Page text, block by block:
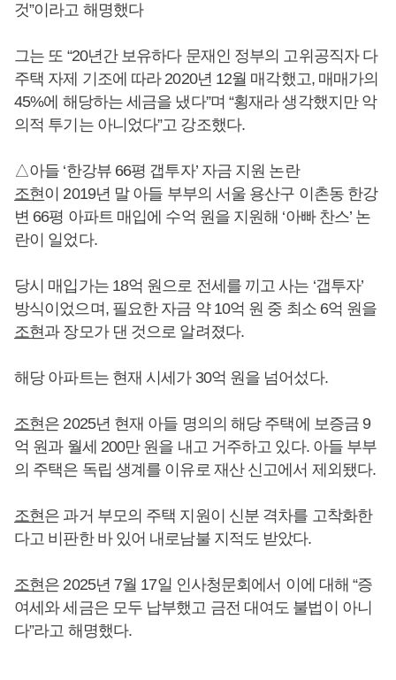
것”이라고 해명했다
그는 또 “20년간 보유하다 문재인 정부의 고위공직자 다
주택 자제 기조에 따라 2020년 12월 매각했고, 매매가의
45%에 해당하는 세금을 냈다”며 “횡재라 생각했지만 악
의적 투기는 아니었다”고 강조했다.
△아들 ‘한강뷰 66평 갭투자’ 자금 지원 논란
조현이 2019년 말 아들 부부의 서울 용산구 이촌동 한강
변 66평 아파트 매입에 수억 원을 지원해 ‘아빠 찬스’ 논
란이 일었다.
당시 매입가는 18억 원으로 전세를 끼고 사는 ‘갭투자’
방식이었으며, 필요한 자금 약 10억 원 중 최소 6억 원을
조현과 장모가 댄 것으로 알려졌다.
해당 아파트는 현재 시세가 30억 원을 넘어섰다.
조현은 2025년 현재 아들 명의의 해당 주택에 보증금 9
억 원과 월세 200만 원을 내고 거주하고 있다. 아들 부부
의 주택은 독립 생계를 이유로 재산 신고에서 제외됐다.
조현은 과거 부모의 주택 지원이 신분 격차를 고착화한
다고 비판한 바 있어 내로남불 지적도 받았다.
조현은 2025년 7월 17일 인사청문회에서 이에 대해 “증
여세와 세금은 모두 납부했고 금전 대여도 불법이 아니
다”라고 해명했다.